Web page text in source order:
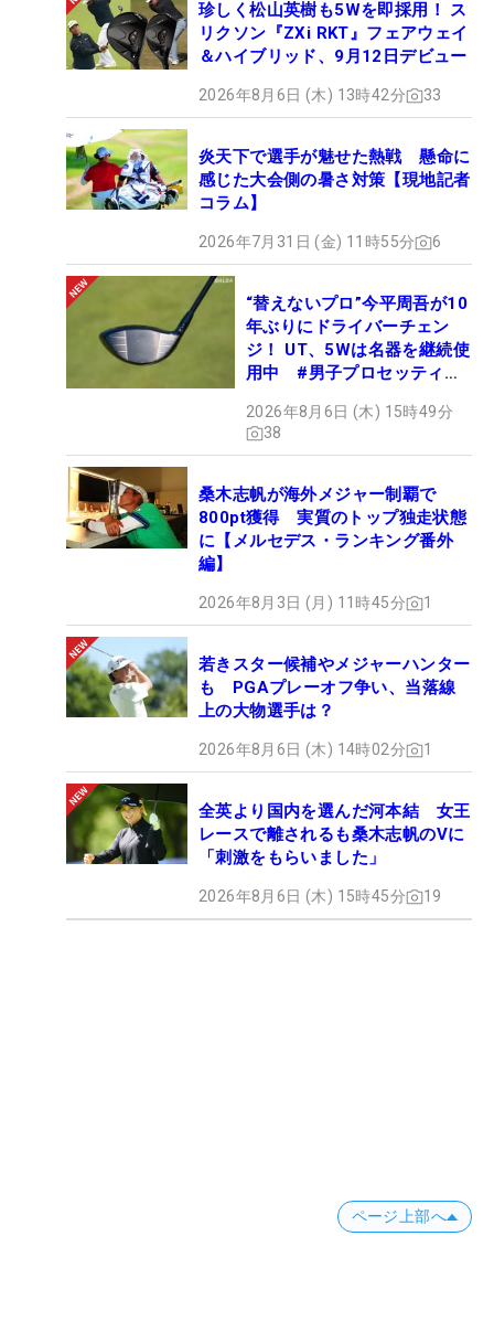
珍しく松山英樹も5Wを即採用！ ス
リクソン『ZXi RKT』フェアウェイ
＆ハイブリッド、9月12日デビュー
2026年8月6日 (木) 13時42分 33
炎天下で選手が魅せた熱戦 懸命に
感じた大会側の暑さ対策【現地記者
コラム】
2026年7月31日 (金) 11時55分 6
“替えないプロ”今平周吾が10
年ぶりにドライバーチェン
ジ！ UT、5Wは名器を継続使
用中 #男子プロセッティン
2026年8月6日 (木) 15時49分
38
桑木志帆が海外メジャー制覇で
800pt獲得 実質のトップ独走状態
に【メルセデス・ランキング番外
編】
2026年8月3日 (月) 11時45分 1
若きスター候補やメジャーハンター
も PGAプレーオフ争い、当落線
上の大物選手は？
2026年8月6日 (木) 14時02分 1
全英より国内を選んだ河本結 女王
レースで離されるも桑木志帆のVに
「刺激をもらいました」
2026年8月6日 (木) 15時45分 19
ページ上部へ